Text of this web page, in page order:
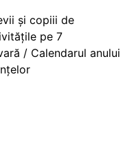
și copiii de
pe 7
/ Calendarul anului